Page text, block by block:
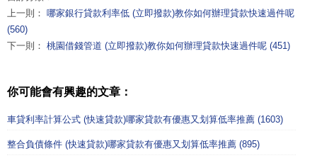
上一則： 哪家銀行貸款利率低 (立即撥款)教你如何辦理貸款快速過件呢
(560)
下一則： 桃園借錢管道 (立即撥款)教你如何辦理貸款快速過件呢 (451)
你可能會有興趣的文章：
車貸利率計算公式 (快速貸款)哪家貸款有優惠又划算低率推薦 (1603)
整合負債條件 (快速貸款)哪家貸款有優惠又划算低率推薦 (895)